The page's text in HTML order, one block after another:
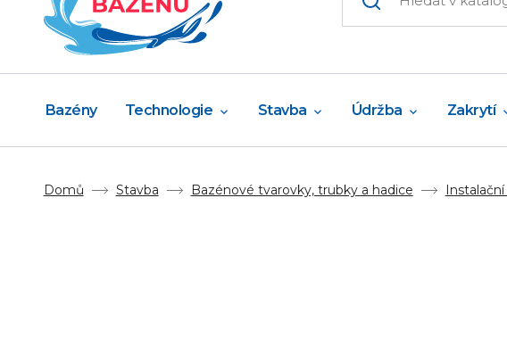
Bazény Technologie Stavba Údržba Zakrytí
Domů Stavba Bazénové tvarovky, trubky a hadice